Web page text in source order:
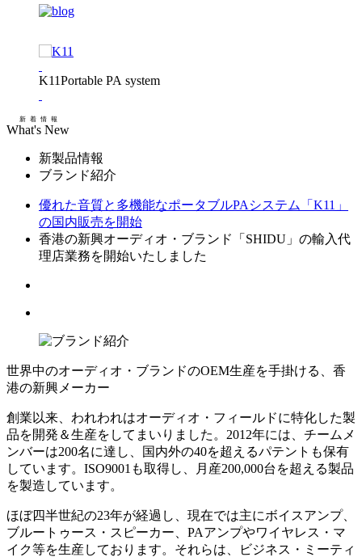
K11Portable PA system
What's New
新着情報
新製品情報
ブランド紹介
優れた音質と多機能なポータブルPAシステム「K11」
の国内販売を開始
香港の新興オーディオ・ブランド「SHIDU」の輸入代
理店業務を開始いたしました
世界中のオーディオ・ブランドのOEM生産を手掛ける、香
港の新興メーカー
創業以来、われわれはオーディオ・フィールドに特化した製
品を開発＆生産をしてまいりました。2012年には、チームメ
ンバーは200名に達し、国内外の40を超えるパテントも保有
しています。ISO9001も取得し、月産200,000台を超える製品
を製造しています。
ほぼ四半世紀の23年が経過し、現在では主にボイスアンプ、
ブルートゥース・スピーカー、PAアンプやワイヤレス・マ
イク等を生産しております。それらは、ビジネス・ミーティ